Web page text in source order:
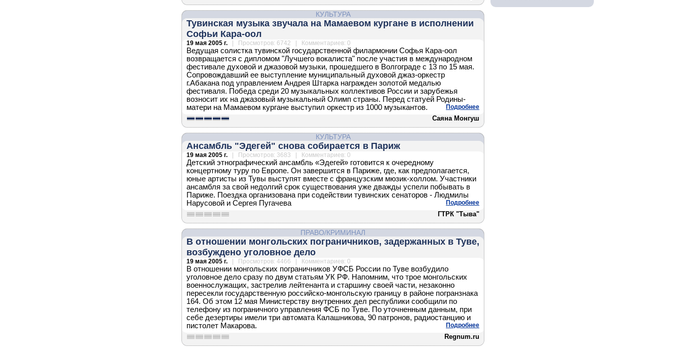
КУЛЬТУРА
Тувинcкая музыка звучала на Мамаевом кургане в исполнении
Софьи Кара-оол
19 мая 2005 г. | Просмотров: 6742 | Комментариев: 0
Ведущая солистка тувинской государственной филармонии Софья Кара-оол
возвращается с дипломом "Лучшего вокалиста" после участия в международном
фестивале духовой и джазовой музыки, прошедшего в Волгограде с 13 по 15 мая.
Сопровождавший ее выступление муниципальный духовой джаз-оркестр
г.Абакана под управлением Андрея Штарка награжден золотой медалью
фестиваля. Победа среди 20 музыкальных коллективов России и зарубежья
возносит их на джазовый музыкальный Олимп страны. Перед статуей Родины-
матери на Мамаевом кургане выступил оркестр из 1000 музыкантов.
Подробнее
Саяна Монгуш
КУЛЬТУРА
Ансамбль "Эдегей" снова собирается в Париж
19 мая 2005 г. | Просмотров: 3683 | Комментариев: 0
Детский этнографический ансамбль «Эдегей» готовится к очередному
концертному туру по Европе. Он завершится в Париже, где, как предполагается,
юные артисты из Тувы выступят вместе с французским мюзик-холлом. Участники
ансамбля за свой недолгий срок существования уже дважды успели побывать в
Париже. Поездка организована при содействии тувинских сенаторов - Людмилы
Нарусовой и Сергея Пугачева
Подробнее
ГТРК "Тыва"
ПРАВО/КРИМИНАЛ
В отношении монгольских пограничников, задержанных в Туве,
возбуждено уголовное дело
19 мая 2005 г. | Просмотров: 4466 | Комментариев: 0
В отношении монгольских пограничников УФСБ России по Туве возбудило
уголовное дело сразу по двум статьям УК РФ. Напомним, что трое монгольских
военнослужащих, застрелив лейтенанта и старшину своей части, незаконно
пересекли государственную российско-монгольскую границу в районе погранзнака
164. Об этом 12 мая Министерству внутренних дел республики сообщили по
телефону из пограничного управления ФСБ по Туве. По уточненным данным, при
себе дезертиры имели три автомата Калашникова, 90 патронов, радиостанцию и
пистолет Макарова.
Подробнее
Regnum.ru